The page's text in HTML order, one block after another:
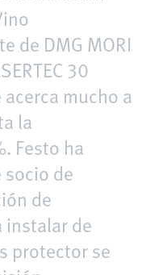
de DMG MORI
30
acerca mucho a
la
Festo ha
de
de
de
protector se